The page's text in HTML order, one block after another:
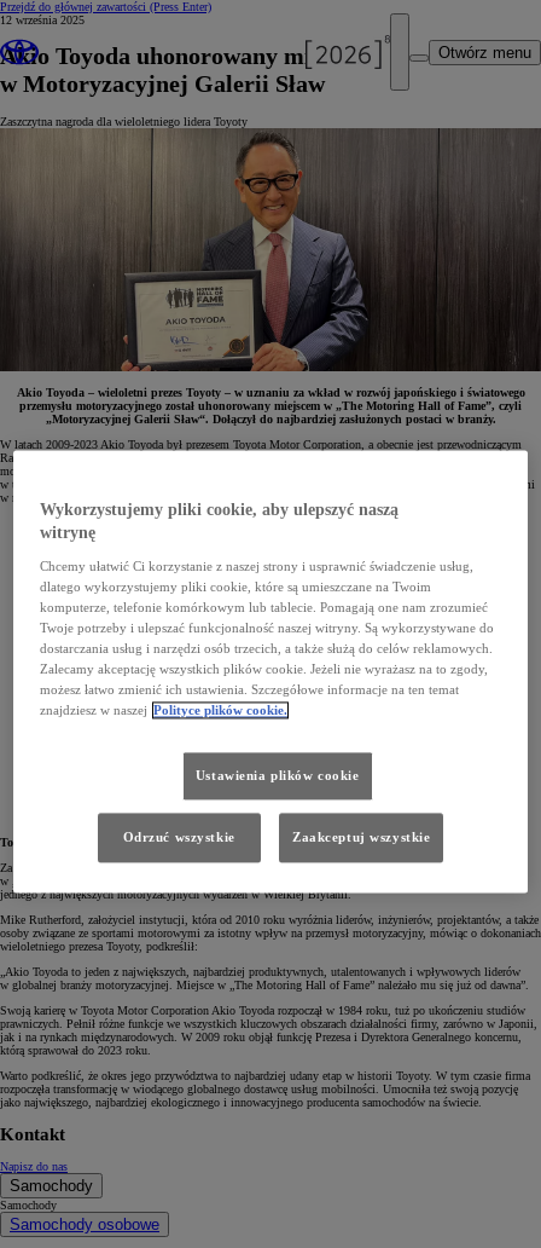
Przejdź do głównej zawartości (Press Enter)
Otwórz menu
12 września 2025
Akio Toyoda uhonorowany miejscem
w Motoryzacyjnej Galerii Sław
Zaszczytna nagroda dla wieloletniego lidera Toyoty
Akio Toyoda – wieloletni prezes Toyoty – w uznaniu za wkład w rozwój japońskiego i światowego
przemysłu motoryzacyjnego został uhonorowany miejscem w „The Motoring Hall of Fame”, czyli
„Motoryzacyjnej Galerii Sław“. Dołączył do najbardziej zasłużonych postaci w branży.
W latach 2009-2023 Akio Toyoda był prezesem Toyota Motor Corporation, a obecnie jest przewodniczącym
Rady Dyrektorów i dyrektorem reprezentatywnym firmy. Stojąc na czele największego koncernu
motoryzacyjnego na świecie, umocnił pozycję Toyoty jako globalnego lidera. Odegrał też kluczową rolę
w transformacji firmy w wiodącego dostawcę usług mobilności. Działalność na rzecz Toyoty łączył ze startami
w rajdach i wyścigach, w których występował pod pseudonimem „Morizo”.
Toyoda w gronie najwybitniejszych liderów w motoryzacji
Za znakomite osiągnięcia w branży motoryzacyjnej Akio Toyoda został wyróżniony miejscem
w „Motoryzacyjnej Galerii Sław”. Nagrodę tę otrzymał podczas tegorocznej edycji The British Motor Show,
jednego z największych motoryzacyjnych wydarzeń w Wielkiej Brytanii.
Mike Rutherford, założyciel instytucji, która od 2010 roku wyróżnia liderów, inżynierów, projektantów, a także
osoby związane ze sportami motorowymi za istotny wpływ na przemysł motoryzacyjny, mówiąc o dokonaniach
wieloletniego prezesa Toyoty, podkreślił:
„Akio Toyoda to jeden z największych, najbardziej produktywnych, utalentowanych i wpływowych liderów
w globalnej branży motoryzacyjnej. Miejsce w „The Motoring Hall of Fame” należało mu się już od dawna”.
Swoją karierę w Toyota Motor Corporation Akio Toyoda rozpoczął w 1984 roku, tuż po ukończeniu studiów
prawniczych. Pełnił różne funkcje we wszystkich kluczowych obszarach działalności firmy, zarówno w Japonii,
jak i na rynkach międzynarodowych. W 2009 roku objął funkcję Prezesa i Dyrektora Generalnego koncernu,
którą sprawował do 2023 roku.
Warto podkreślić, że okres jego przywództwa to najbardziej udany etap w historii Toyoty. W tym czasie firma
rozpoczęła transformację w wiodącego globalnego dostawcę usług mobilności. Umocniła też swoją pozycję
jako największego, najbardziej ekologicznego i innowacyjnego producenta samochodów na świecie.
Kontakt
Napisz do nas
Samochody
Samochody
Samochody osobowe
Wykorzystujemy pliki cookie, aby ulepszyć naszą
witrynę
Chcemy ułatwić Ci korzystanie z naszej strony i usprawnić świadczenie usług,
dlatego wykorzystujemy pliki cookie, które są umieszczane na Twoim
komputerze, telefonie komórkowym lub tablecie. Pomagają one nam zrozumieć
Twoje potrzeby i ulepszać funkcjonalność naszej witryny. Są wykorzystywane do
dostarczania usług i narzędzi osób trzecich, a także służą do celów reklamowych.
Zalecamy akceptację wszystkich plików cookie. Jeżeli nie wyrażasz na to zgody,
możesz łatwo zmienić ich ustawienia. Szczegółowe informacje na ten temat
znajdziesz w naszej Polityce plików cookie.
Ustawienia plików cookie
Odrzuć wszystkie Zaakceptuj wszystkie